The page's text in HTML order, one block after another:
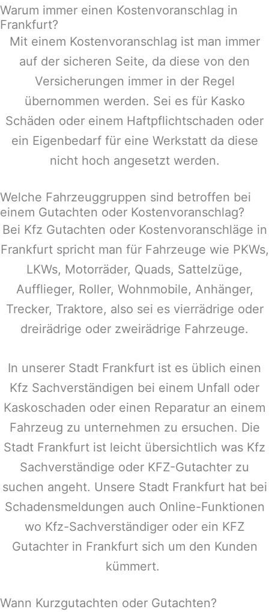
Warum immer einen Kostenvoranschlag in
Frankfurt?
Mit einem Kostenvoranschlag ist man immer
auf der sicheren Seite, da diese von den
Versicherungen immer in der Regel
übernommen werden. Sei es für Kasko
Schäden oder einem Haftpflichtschaden oder
ein Eigenbedarf für eine Werkstatt da diese
nicht hoch angesetzt werden.
Welche Fahrzeuggruppen sind betroffen bei
einem Gutachten oder Kostenvoranschlag?
Bei Kfz Gutachten oder Kostenvoranschläge in
Frankfurt spricht man für Fahrzeuge wie PKWs,
LKWs, Motorräder, Quads, Sattelzüge,
Aufflieger, Roller, Wohnmobile, Anhänger,
Trecker, Traktore, also sei es vierrädrige oder
dreirädrige oder zweirädrige Fahrzeuge.
In unserer Stadt Frankfurt ist es üblich einen
Kfz Sachverständigen bei einem Unfall oder
Kaskoschaden oder einen Reparatur an einem
Fahrzeug zu unternehmen zu ersuchen. Die
Stadt Frankfurt ist leicht übersichtlich was Kfz
Sachverständige oder KFZ-Gutachter zu
suchen angeht. Unsere Stadt Frankfurt hat bei
Schadensmeldungen auch Online-Funktionen
wo Kfz-Sachverständiger oder ein KFZ
Gutachter in Frankfurt sich um den Kunden
kümmert.
Wann Kurzgutachten oder Gutachten?